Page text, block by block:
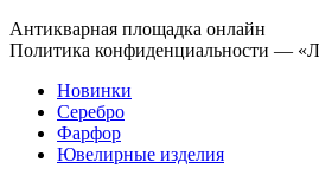
Антикварная площадка онлайн
Политика конфиденциальности —
Новинки
Серебро
Фарфор
Ювелирные изделия